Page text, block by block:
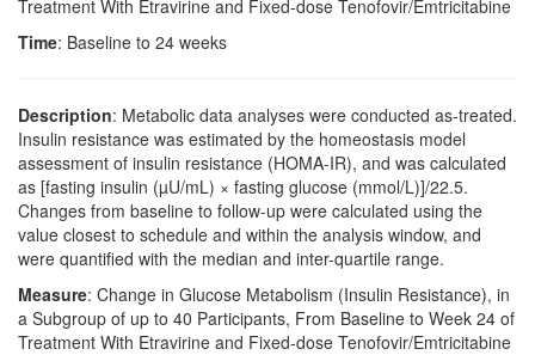
Treatment With Etravirine and Fixed-dose Tenofovir/Emtricitabine
Time: Baseline to 24 weeks
Description: Metabolic data analyses were conducted as-treated.
Insulin resistance was estimated by the homeostasis model
assessment of insulin resistance (HOMA-IR), and was calculated
as [fasting insulin (µU/mL) × fasting glucose (mmol/L)]/22.5.
Changes from baseline to follow-up were calculated using the
value closest to schedule and within the analysis window, and
were quantified with the median and inter-quartile range.
Measure: Change in Glucose Metabolism (Insulin Resistance), in
a Subgroup of up to 40 Participants, From Baseline to Week 24 of
Treatment With Etravirine and Fixed-dose Tenofovir/Emtricitabine